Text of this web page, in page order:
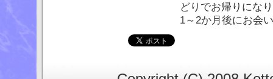
どりでお帰りになり
1～2か月後にお会いす